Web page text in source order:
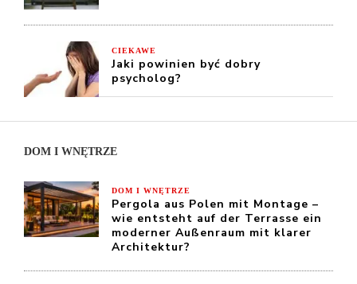
CIEKAWE
Jaki powinien być dobry
psycholog?
DOM I WNĘTRZE
DOM I WNĘTRZE
Pergola aus Polen mit Montage –
wie entsteht auf der Terrasse ein
moderner Außenraum mit klarer
Architektur?